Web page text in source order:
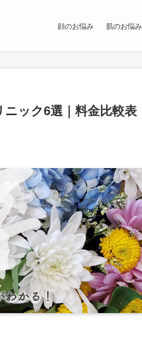
顔のお悩み 肌のお悩み
ック6選｜料金比較表